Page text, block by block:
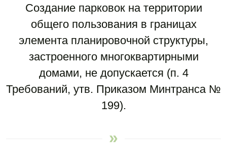
Создание парковок на территории
общего пользования в границах
элемента планировочной структуры,
застроенного многоквартирными
домами, не допускается (п. 4
Требований, утв. Приказом Минтранса №
199).